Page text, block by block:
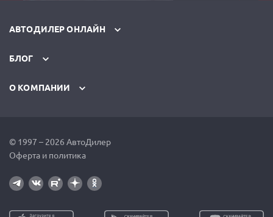
АВТОДИЛЕР ОНЛАЙН
БЛОГ
О КОМПАНИИ
© 1997 – 2026 АвтоДилер
Оферта и политика